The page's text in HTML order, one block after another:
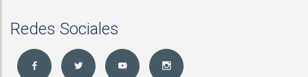
Redes Sociales